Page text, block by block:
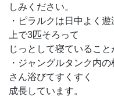
しみください。
・ピラルクは日中よく
上で3匹そろって
じっとして寝ていること
・ジャングルタンク内
さん浴びてすくすく
成長しています。